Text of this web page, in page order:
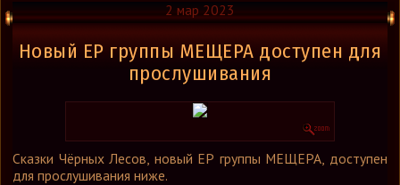
Группы
Рецензии
Интервью
Стили
Форум
2 мар 2023
Новый ЕР группы МЕЩЕРА доступен для
прослушивания
Сказки Чёрных Лесов, новый ЕР группы МЕЩЕРА, доступен
для прослушивания ниже.